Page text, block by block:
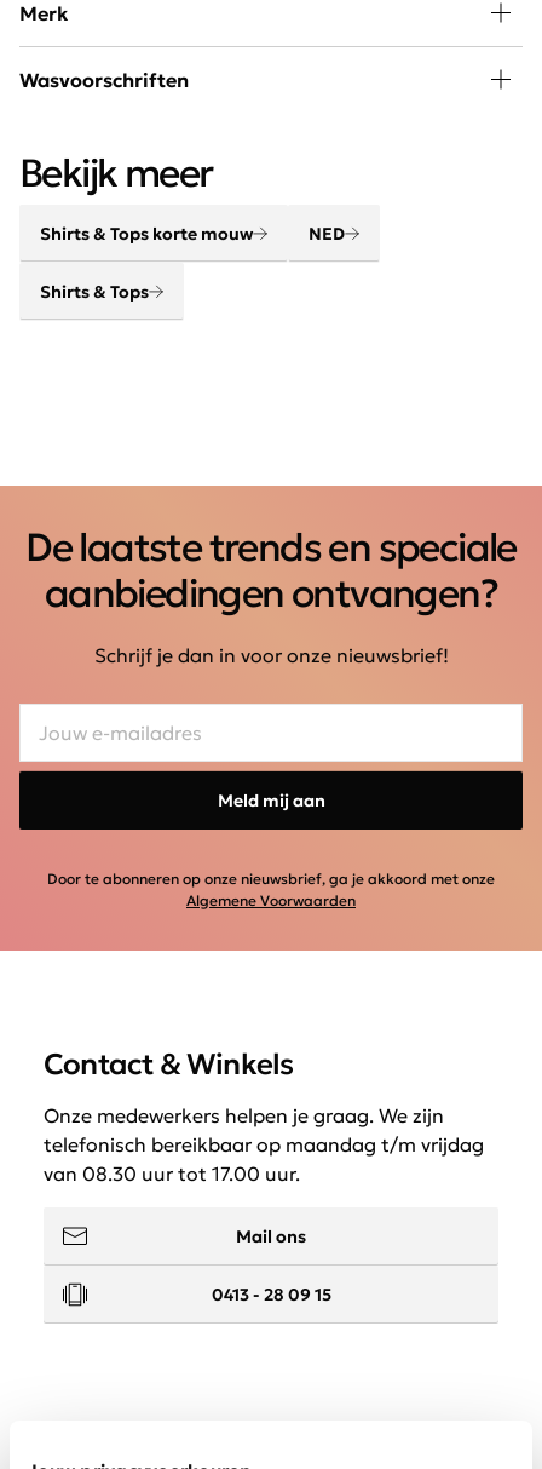
Merk
NED International staat voor modieus, comfortabel,
Nederlandse oorsprong weet dit merk de juiste pasvorm
te brengen en zo het ultieme draagcomfort te
Wasvoorschriften
Bekijk meer
Shirts & Tops korte mouw NED
Shirts & Tops
De laatste trends en speciale
aanbiedingen ontvangen?
Schrijf je dan in voor onze nieuwsbrief!
Meld mij aan
Door te abonneren op onze nieuwsbrief, ga je akkoord met onze
Algemene Voorwaarden
Contact & Winkels
Onze medewerkers helpen je graag. We zijn
telefonisch bereikbaar op maandag t/m vrijdag
van 08.30 uur tot 17.00 uur.
Mail ons
0413 - 28 09 15